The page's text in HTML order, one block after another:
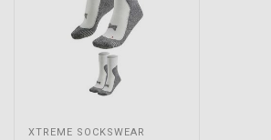
XTREME SOCKSWEAR